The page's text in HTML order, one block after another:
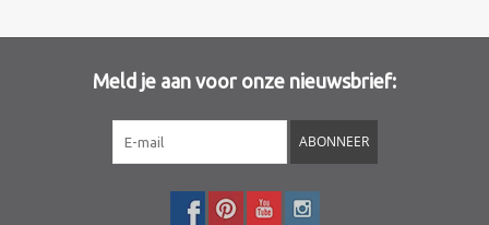
Meld je aan voor onze nieuwsbrief:
ABONNEER